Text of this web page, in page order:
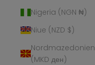
Nigeria (NGN ₦)
Niue (NZD $)
Nordmazedonien
(MKD ден)